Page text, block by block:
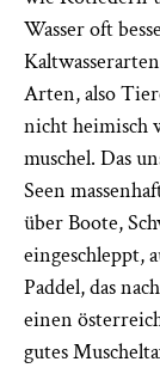
Wasser oft
Arten, also
nicht heimisch
muschel. Das
Seen
über Boote,
eingeschleppt,
Paddel, das
einen
gutes